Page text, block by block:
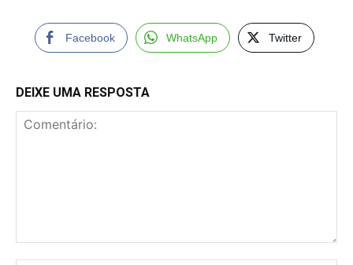
Facebook WhatsApp Twitter
DEIXE UMA RESPOSTA